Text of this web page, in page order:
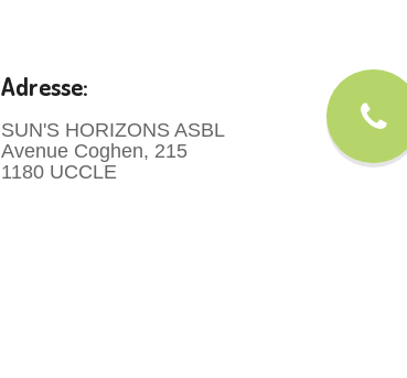
Adresse:
SUN'S HORIZONS ASBL
Avenue Coghen, 215
1180 UCCLE